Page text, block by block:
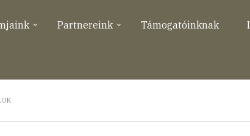
Partnereink Támogatóinknak